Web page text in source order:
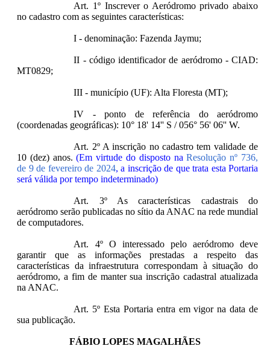
Art. 1º Inscrever o Aeródromo privado abaixo
no cadastro com as seguintes características:
I - denominação: Fazenda Jaymu;
II - código identificador de aeródromo - CIAD:
MT0829;
III - município (UF): Alta Floresta (MT);
IV - ponto de referência do aeródromo
(coordenadas geográficas): 10° 18' 14'' S / 056° 56' 06'' W.
Art. 2º A inscrição no cadastro tem validade de
10 (dez) anos.(Em virtude do disposto naResolução nº 736,
de 9 de fevereiro de 2024, a inscrição de que trata esta Portaria
será válida por tempo indeterminado)
Art. 3º As características cadastrais do
aeródromo serão publicadas no sítio da ANAC na rede mundial
de computadores.
Art. 4º O interessado pelo aeródromo deve
garantir que as informações prestadas a respeito das
características da infraestrutura correspondam à situação do
aeródromo, a fim de manter sua inscrição cadastral atualizada
na ANAC.
Art. 5º Esta Portaria entra em vigor na data de
sua publicação.
FÁBIO LOPES MAGALHÃES